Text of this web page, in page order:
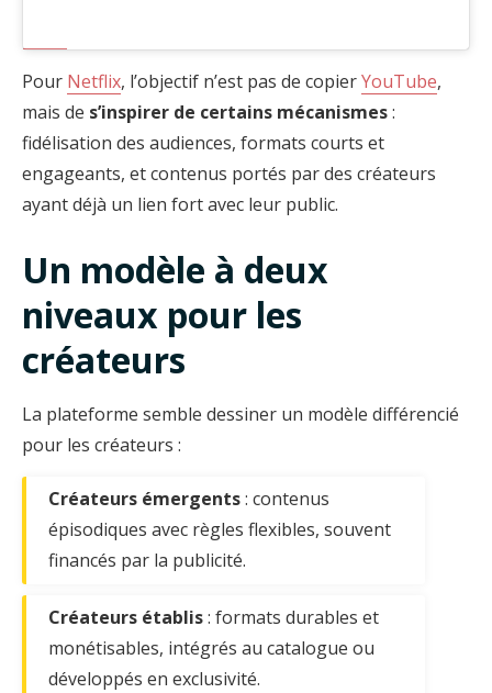
Pour Netflix, l’objectif n’est pas de copierYouTube,
mais de s’inspirer de certains mécanismes:
fidélisation des audiences, formats courts et
engageants, et contenus portés par des créateurs
ayant déjà un lien fort avec leur public.
Un modèle à deux
niveaux pour les
créateurs
La plateforme semble dessiner un modèle différencié
pour les créateurs :
Créateurs émergents: contenus
épisodiques avec règles flexibles, souvent
financés par la publicité.
Créateurs établis: formats durables et
monétisables, intégrés au catalogue ou
développés en exclusivité.